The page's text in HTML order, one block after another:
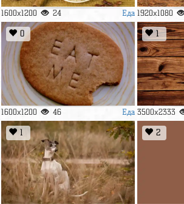
1600x1200 24 Еда 1920x1080
0
1600x1200 46 Еда
1
3500x2333
1 2